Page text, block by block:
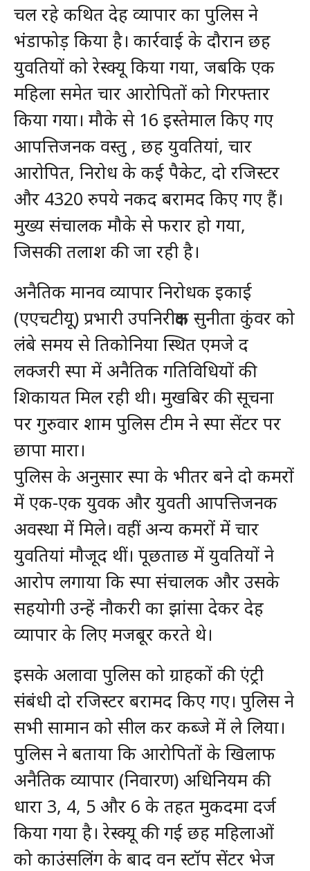
चल रहे कथित देह व्यापार का पुलिस ने
भंडाफोड़ किया है। कार्रवाई के दौरान छह
युवतियों को रेस्क्यू किया गया, जबकि एक
महिला समेत चार आरोपितों को गिरफ्तार
किया गया। मौके से 16 इस्तेमाल किए गए
आपत्तिजनक वस्तु , छह युवतियां, चार
आरोपित, निरोध के कई पैकेट, दो रजिस्टर
और 4320 रुपये नकद बरामद किए गए हैं।
मुख्य संचालक मौके से फरार हो गया,
जिसकी तलाश की जा रही है।
अनैतिक मानव व्यापार निरोधक इकाई
(एएचटीयू) प्रभारी उपनिरीक्षक सुनीता कुंवर को
लंबे समय से तिकोनिया स्थित एमजे द
लक्जरी स्पा में अनैतिक गतिविधियों की
शिकायत मिल रही थी। मुखबिर की सूचना
पर गुरुवार शाम पुलिस टीम ने स्पा सेंटर पर
छापा मारा।
पुलिस के अनुसार स्पा के भीतर बने दो कमरों
में एक-एक युवक और युवती आपत्तिजनक
अवस्था में मिले। वहीं अन्य कमरों में चार
युवतियां मौजूद थीं। पूछताछ में युवतियों ने
आरोप लगाया कि स्पा संचालक और उसके
सहयोगी उन्हें नौकरी का झांसा देकर देह
व्यापार के लिए मजबूर करते थे।
इसके अलावा पुलिस को ग्राहकों की एंट्री
संबंधी दो रजिस्टर बरामद किए गए। पुलिस ने
सभी सामान को सील कर कब्जे में ले लिया।
पुलिस ने बताया कि आरोपितों के खिलाफ
अनैतिक व्यापार (निवारण) अधिनियम की
धारा 3, 4, 5 और 6 के तहत मुकदमा दर्ज
किया गया है। रेस्क्यू की गई छह महिलाओं
को काउंसलिंग के बाद वन स्टॉप सेंटर भेज